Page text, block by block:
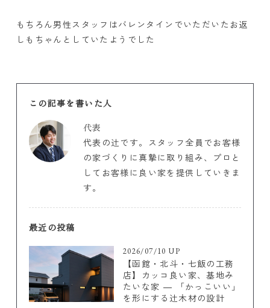
もちろん男性スタッフはバレンタインでいただいたお返
しもちゃんとしていたようでした
この記事を書いた人
代表
代表の辻です。スタッフ全員でお客様
の家づくりに真摯に取り組み、プロと
してお客様に良い家を提供していきま
す。
最近の投稿
2026/07/10 UP
【函館・北斗・七飯の工務
店】カッコ良い家、基地み
たいな家 ― 「かっこいい」
を形にする辻木材の設計